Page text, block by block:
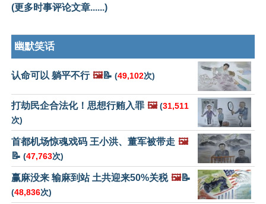
(更多时事评论文章......)
幽默笑话
认命可以 躺平不行 🖼️📝 (49,102次)
打劫民企合法化！思想行贿入罪 🖼️ (31,511
次)
首都机场惊魂戏码 王小洪、董军被带走 🖼️
📝 (47,763次)
赢麻没来 输麻到站 土共迎来50%关税 🖼️📝
(48,836次)